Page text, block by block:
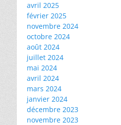
avril 2025
février 2025
novembre 2024
octobre 2024
août 2024
juillet 2024
mai 2024
avril 2024
mars 2024
janvier 2024
décembre 2023
novembre 2023